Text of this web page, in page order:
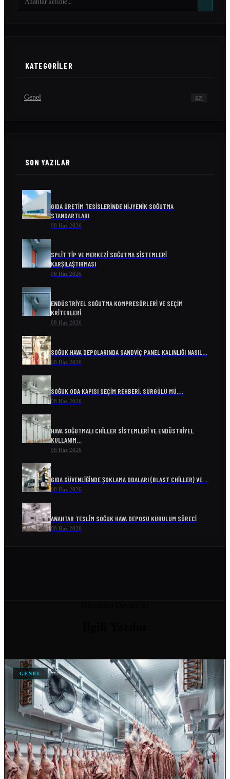
KATEGORILER
Genel 621
SON YAZILAR
GIDA ÜRETIM TESISLERINDE HIJYENIK SOĞUTMA
STANDARTLARI
08 Haz 2026
SPLIT TIP VE MERKEZI SOĞUTMA SISTEMLERI
KARŞILAŞTIRMASI
08 Haz 2026
ENDÜSTRIYEL SOĞUTMA KOMPRESÖRLERI VE SEÇIM
KRITERLERI
08 Haz 2026
SOĞUK HAVA DEPOLARINDA SANDVIÇ PANEL KALINLIĞI NASIL…
08 Haz 2026
SOĞUK ODA KAPISI SEÇIM REHBERI: SÜRGÜLÜ MÜ,…
08 Haz 2026
HAVA SOĞUTMALI CHILLER SISTEMLERI VE ENDÜSTRIYEL
KULLANIM…
08 Haz 2026
GIDA GÜVENLIĞINDE ŞOKLAMA ODALARI (BLAST CHILLER) VE…
08 Haz 2026
ANAHTAR TESLIM SOĞUK HAVA DEPOSU KURULUM SÜRECI
08 Haz 2026
SOĞUK HAVA DEPOSU FIYATLARI VE MALIYET HESAPLAMA
04 Nis 2026
ANKARA IÇIN SOĞUK HAVA DEPOSU İMALATI YAPAN…
04 Nis 2026
DONUK ODA
11 Şub 2026
GENEL